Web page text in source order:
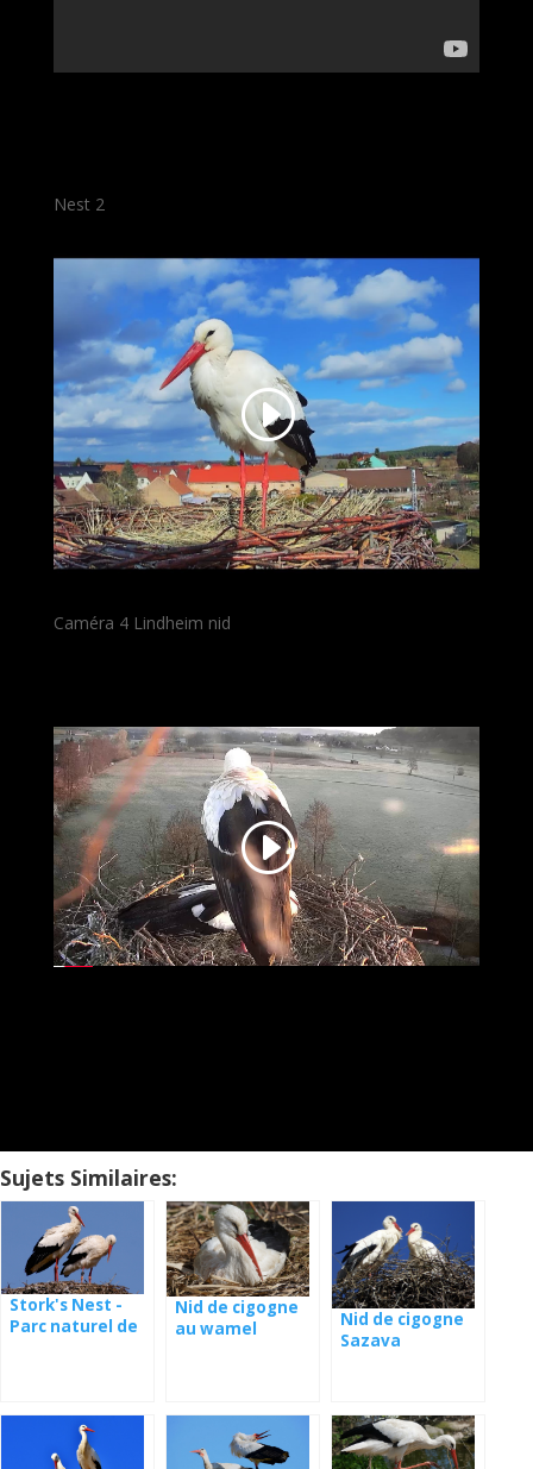
Nest 2
Caméra 4 Lindheim nid
Sujets Similaires:
Stork's Nest -
Parc naturel de
Nid de cigogne
au wamel
Nid de cigogne
Sazava